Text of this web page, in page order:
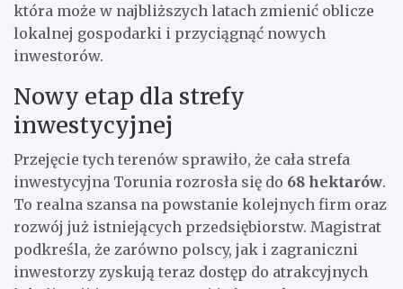
która może w najbliższych latach zmienić oblicze
lokalnej gospodarki i przyciągnąć nowych
inwestorów.
Nowy etap dla strefy
inwestycyjnej
Przejęcie tych terenów sprawiło, że cała strefa
inwestycyjna Torunia rozrosła się do 68 hektarów.
To realna szansa na powstanie kolejnych firm oraz
rozwój już istniejących przedsiębiorstw. Magistrat
podkreśla, że zarówno polscy, jak i zagraniczni
inwestorzy zyskują teraz dostęp do atrakcyjnych